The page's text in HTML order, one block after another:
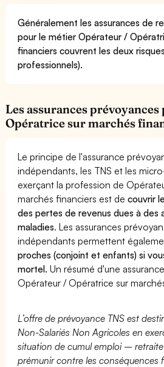
Généralement les assurances de
pour le métier Opérateur /
financiers couvrent les deux
professionnels).
Les assurances
Opératrice sur marchés
Le principe de l'assurance
indépendants, les TNS et les
exerçant la profession de
marchés financiers est decouvrir
des pertes de revenus dues à des
maladies. Les assurances
indépendants permettent
proches (conjoint et enfants) si
mortel. Un résumé d'une
Opérateur / Opératrice sur
L’offre de prévoyance TNS est
Non-Salariés Non Agricoles en
situation de cumul emploi –
prémunir contre les conséquences